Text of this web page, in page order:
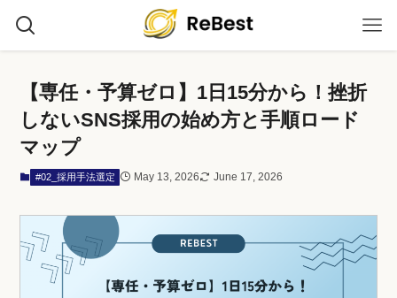
【専任・予算ゼロ】1日15分から！挫折
しないSNS採用の始め方と手順ロード
マップ
#02_採用手法選定 May 13, 2026 June 17, 2026